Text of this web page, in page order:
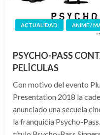
ACTUALIDAD ANIME /
PSYCHO-PASS
PELÍCULAS
Con motivo del evento
Presentation 2018 la
anunciado una secuela
la franquicia Psycho-